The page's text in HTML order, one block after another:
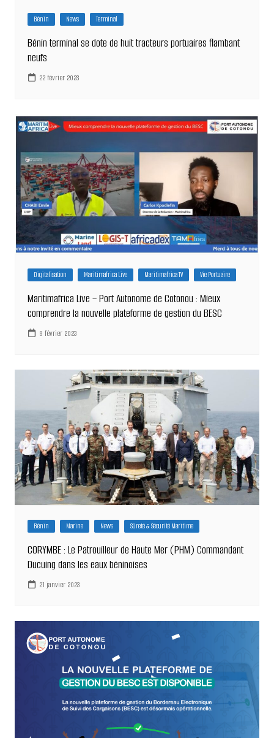
Bénin News Terminal
Bénin terminal se dote de huit tracteurs portuaires flambant
neufs
22 février 2023
Digitalisation Maritimafrica Live Maritimafrica TV Vie Portuaire
Maritimafrica Live – Port Autonome de Cotonou : Mieux
comprendre la nouvelle plateforme de gestion du BESC
9 février 2023
Bénin Marine News Sûreté & Sécurité Maritime
CORYMBE : Le Patrouilleur de Haute Mer (PHM) Commandant
Ducuing dans les eaux béninoises
21 janvier 2023